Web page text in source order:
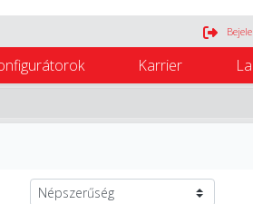
Belépés
Karrier